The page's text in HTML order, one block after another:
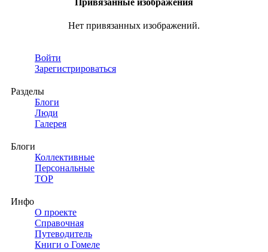
Привязанные изображения
Нет привязанных изображений.
Войти
Зарегистрироваться
Разделы
Блоги
Люди
Галерея
Блоги
Коллективные
Персональные
TOP
Инфо
О проекте
Справочная
Путеводитель
Книги о Гомеле